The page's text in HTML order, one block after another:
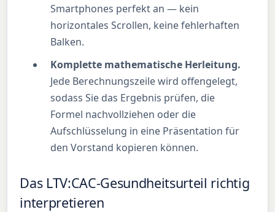
Smartphones perfekt an — kein
horizontales Scrollen, keine fehlerhaften
Balken.
Komplette mathematische Herleitung.
Jede Berechnungszeile wird offengelegt,
sodass Sie das Ergebnis prüfen, die
Formel nachvollziehen oder die
Aufschlüsselung in eine Präsentation für
den Vorstand kopieren können.
Das LTV:CAC-Gesundheitsurteil richtig
interpretieren